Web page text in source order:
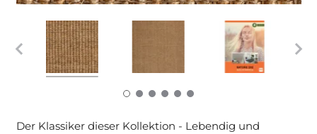
Der Klassiker dieser Kollektion - Lebendig und